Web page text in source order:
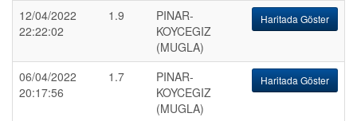
12/04/2022
22:22:02
1.9
PINAR-
KOYCEGIZ
(MUGLA)
Haritada Göster
06/04/2022
20:17:56
1.7
PINAR-
KOYCEGIZ
(MUGLA)
Haritada Göster